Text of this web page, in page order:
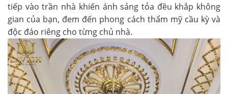
tiếp vào trần nhà khiến ánh sáng tỏa đều khắp không
gian của bạn, đem đến phong cách thẩm mỹ cầu kỳ và
độc đáo riêng cho từng chủ nhà.